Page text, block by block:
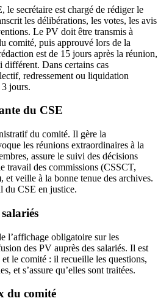
le secrétaire est chargé de rédiger le
les délibérations, les votes, les avis
Le PV doit être transmis à
comité, puis approuvé lors de la
est de 15 jours après la réunion,
différent. Dans certains cas
redressement ou liquidation
jours.
du CSE
du comité. Il gère la
les réunions extraordinaires à la
assure le suivi des décisions
travail des commissions (CSSCT,
et veille à la bonne tenue des archives.
du CSE en justice.
l’affichage obligatoire sur les
des PV auprès des salariés. Il est
et le comité : il recueille les questions,
et s’assure qu’elles sont traitées.
du comité